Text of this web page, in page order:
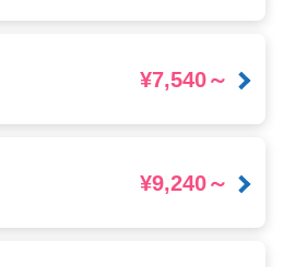
¥7,540～
¥9,240～